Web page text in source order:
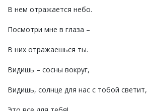
В нем отражается небо.
Посмотри мне в глаза –
В них отражаешься ты.
Видишь – сосны вокруг,
Видишь, солнце для нас с тобой светит,